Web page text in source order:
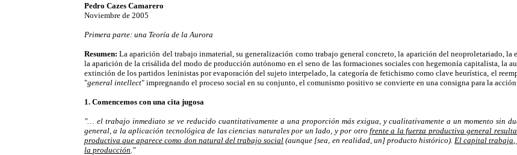
Pedro Cazes Camarero
Noviembre de 2005
Primera parte: una Teoría de la Aurora
Resumen: La aparición del trabajo inmaterial, su generalización como trabajo general concreto, la aparición del neoproletariado, la
la aparición de la crisálida del modo de producción autónomo en el seno de las formaciones sociales con hegemonía capitalista, la
extinción de los partidos leninistas por evaporación del sujeto interpelado, la categoría de fetichismo como clave heurística, el
"general intellect" impregnando el proceso social en su conjunto, el comunismo positivo se convierte en una consigna para la acción.
1. Comencemos con una cita jugosa
"… el trabajo inmediato se ve reducido cuantitativamente a una proporción más exigua, y cualitativamente a un momento sin
general, a la aplicación tecnológica de las ciencias naturales por un lado, y por otro frente a la fuerza productiva general
productiva que aparece como don natural del trabajo social (aunque [sea, en realidad, un] producto histórico). El capital trabaja,
la producción ."